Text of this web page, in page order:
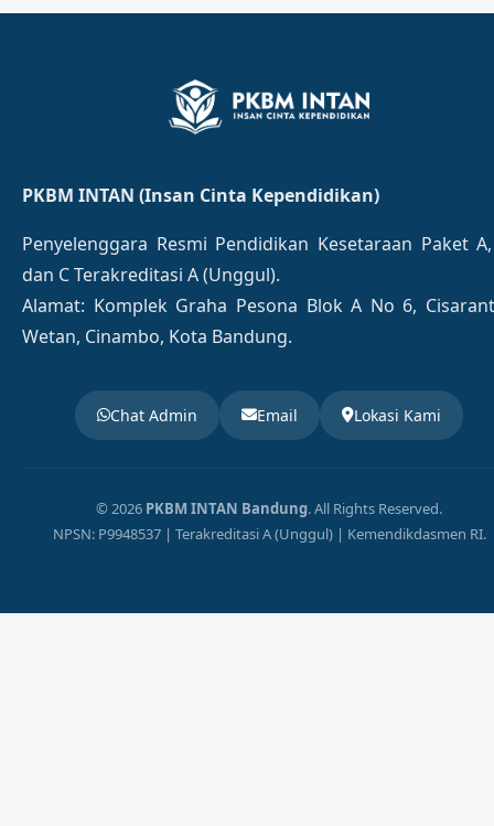
PKBM INTAN (Insan Cinta Kependidikan)
Penyelenggara Resmi Pendidikan Kesetaraan Paket
dan C Terakreditasi A (Unggul).
Alamat: Komplek Graha Pesona Blok A No 6,
Wetan, Cinambo, Kota Bandung.
Chat Admin Email Lokasi Kami
© 2026 PKBM INTAN Bandung. All Rights Reserved.
NPSN: P9948537 | Terakreditasi A (Unggul) | Kemendikdasmen RI.